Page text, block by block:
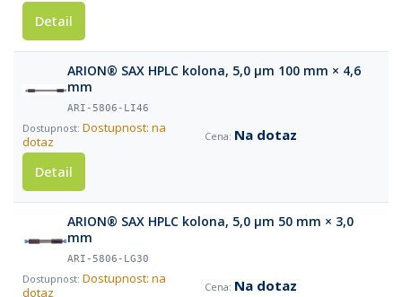
Detail
ARION® SAX HPLC kolona, 5,0 µm 100 mm × 4,6
mm
ARI-5806-LI46
Dostupnost: na
dotaz
Na dotaz
Detail
ARION® SAX HPLC kolona, 5,0 µm 50 mm × 3,0
mm
ARI-5806-LG30
Dostupnost: na
dotaz
Na dotaz